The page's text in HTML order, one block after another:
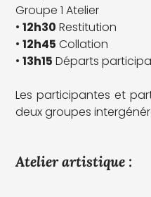
Groupe 1 Atelier
•12h30 Restitution
•12h45 Collation
•13h15 Départs
Les participantes et
deux groupes
Atelier artistique :